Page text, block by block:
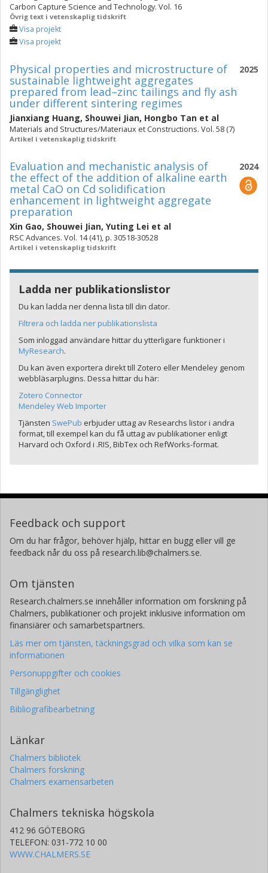
Carbon Capture Science and Technology. Vol. 16
Övrig text i vetenskaplig tidskrift
Visa projekt
Visa projekt
2025
Physical properties and microstructure of
sustainable lightweight aggregates
prepared from lead–zinc tailings and fly ash
under different sintering regimes
Jianxiang Huang, Shouwei Jian, Hongbo Tan et al
Materials and Structures/Materiaux et Constructions. Vol. 58 (7)
Artikel i vetenskaplig tidskrift
2024
Evaluation and mechanistic analysis of
the effect of the addition of alkaline earth
metal CaO on Cd solidification
enhancement in lightweight aggregate
preparation
Xin Gao, Shouwei Jian, Yuting Lei et al
RSC Advances. Vol. 14 (41), p. 30518-30528
Artikel i vetenskaplig tidskrift
Ladda ner publikationslistor
Du kan ladda ner denna lista till din dator.
Filtrera och ladda ner publikationslista
Som inloggad användare hittar du ytterligare funktioner i
MyResearch.
Du kan även exportera direkt till Zotero eller Mendeley genom
webbläsarplugins. Dessa hittar du här:
Zotero Connector
Mendeley Web Importer
Tjänsten SwePub erbjuder uttag av Researchs listor i andra
format, till exempel kan du få uttag av publikationer enligt
Harvard och Oxford i .RIS, BibTex och RefWorks-format.
Feedback och support
Om du har frågor, behöver hjälp, hittar en bugg eller vill ge
feedback når du oss på research.lib@chalmers.se.
Om tjänsten
Research.chalmers.se innehåller information om forskning på
Chalmers, publikationer och projekt inklusive information om
finansiärer och samarbetspartners.
Läs mer om tjänsten, täckningsgrad och vilka som kan se
informationen
Personuppgifter och cookies
Tillgänglighet
Bibliografibearbetning
Länkar
Chalmers bibliotek
Chalmers forskning
Chalmers examensarbeten
Chalmers tekniska högskola
412 96 GÖTEBORG
TELEFON: 031-772 10 00
WWW.CHALMERS.SE